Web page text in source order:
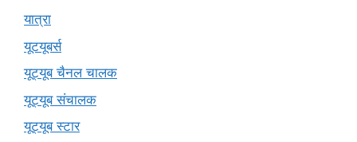
यात्रा
यूटयूबर्स
यूट्यूब चैनल चालक
यूट्यूब संचालक
यूट्यूब स्टार